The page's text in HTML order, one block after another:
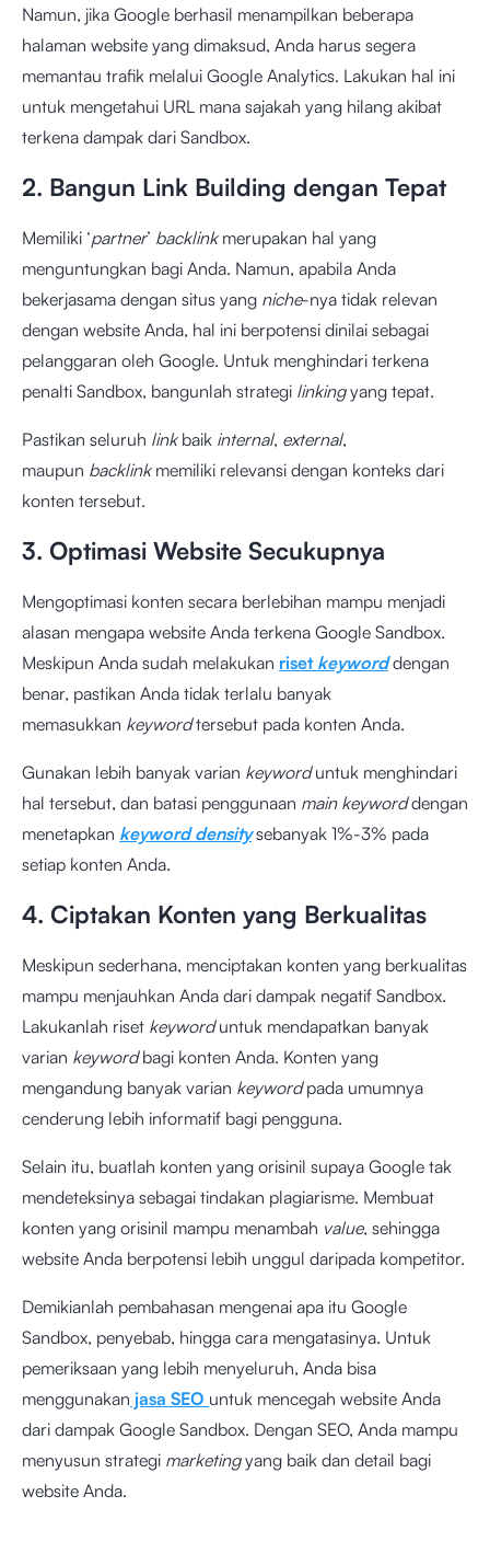
Namun, jika Google berhasil menampilkan beberapa
halaman website yang dimaksud, Anda harus segera
memantau trafik melalui Google Analytics. Lakukan hal ini
untuk mengetahui URL mana sajakah yang hilang akibat
terkena dampak dari Sandbox.
2. Bangun Link Building dengan Tepat
Memiliki ‘partner’ backlinkmerupakan hal yang
menguntungkan bagi Anda. Namun, apabila Anda
bekerjasama dengan situs yang niche-nya tidak relevan
dengan website Anda, hal ini berpotensi dinilai sebagai
pelanggaran oleh Google. Untuk menghindari terkena
penalti Sandbox, bangunlah strategi linkingyang tepat.
Pastikan seluruh linkbaik internal, external,
maupun backlinkmemiliki relevansi dengan konteks dari
konten tersebut.
3. Optimasi Website Secukupnya
Mengoptimasi konten secara berlebihan mampu menjadi
alasan mengapa website Anda terkena Google Sandbox.
Meskipun Anda sudah melakukan riset keyword dengan
benar, pastikan Anda tidak terlalu banyak
memasukkan keywordtersebut pada konten Anda.
Gunakan lebih banyak varian keyworduntuk menghindari
hal tersebut, dan batasi penggunaan main keyworddengan
menetapkan keyword densitysebanyak 1%-3% pada
setiap konten Anda.
4. Ciptakan Konten yang Berkualitas
Meskipun sederhana, menciptakan konten yang berkualitas
mampu menjauhkan Anda dari dampak negatif Sandbox.
Lakukanlah riset keyworduntuk mendapatkan banyak
varian keywordbagi konten Anda. Konten yang
mengandung banyak varian keywordpada umumnya
cenderung lebih informatif bagi pengguna.
Selain itu, buatlah konten yang orisinil supaya Google tak
mendeteksinya sebagai tindakan plagiarisme. Membuat
konten yang orisinil mampu menambah value, sehingga
website Anda berpotensi lebih unggul daripada kompetitor.
Demikianlah pembahasan mengenai apa itu Google
Sandbox, penyebab, hingga cara mengatasinya. Untuk
pemeriksaan yang lebih menyeluruh, Anda bisa
menggunakan jasa SEO untuk mencegah website Anda
dari dampak Google Sandbox. Dengan SEO, Anda mampu
menyusun strategi marketingyang baik dan detail bagi
website Anda.